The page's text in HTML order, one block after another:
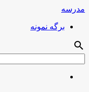
مدرسه
برگه نمونه
search